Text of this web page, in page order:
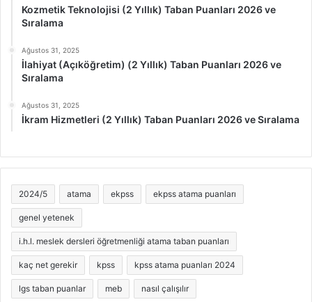
Kozmetik Teknolojisi (2 Yıllık) Taban Puanları 2026 ve
Sıralama
Ağustos 31, 2025
İlahiyat (Açıköğretim) (2 Yıllık) Taban Puanları 2026 ve
Sıralama
Ağustos 31, 2025
İkram Hizmetleri (2 Yıllık) Taban Puanları 2026 ve Sıralama
2024/5 atama ekpss ekpss atama puanları
genel yetenek
i.h.l. meslek dersleri öğretmenliği atama taban puanları
kaç net gerekir kpss kpss atama puanları 2024
lgs taban puanlar meb nasıl çalışılır